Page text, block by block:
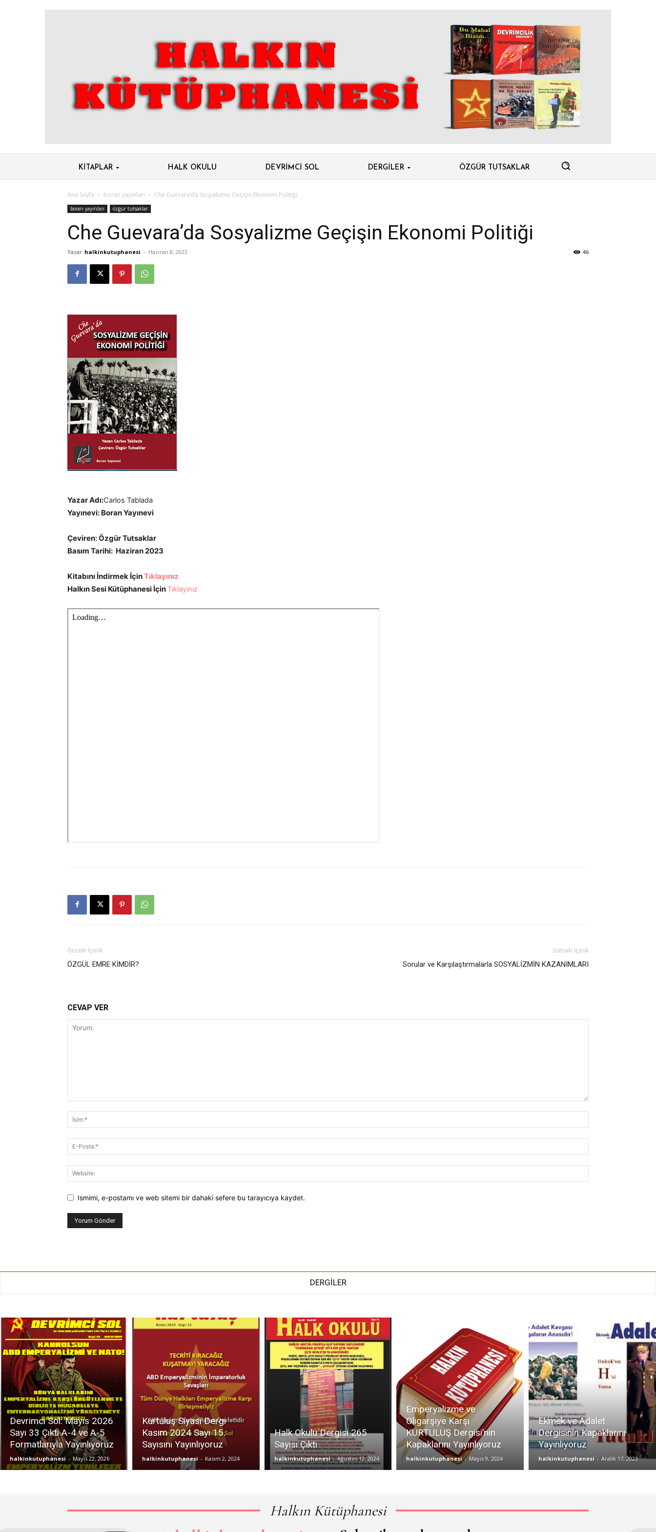
KITAPLAR HALK OKULU DEVRIMCI SOL DERGILER ÖZGÜR TUTSAKLAR
Ana Sayfa boran yayınları Che Guevara’da Sosyalizme Geçişin Ekonomi Politiği
boran yayınları özgür tutsaklar
Che Guevara’da Sosyalizme Geçişin Ekonomi Politiği
Yazar halkinkutuphanesi - Haziran 8, 2023 46
Yazar Adı:Carlos Tablada
Yayınevi: Boran Yayınevi
Çeviren: Özgür Tutsaklar
Basım Tarihi: Haziran 2023
Kitabını İndirmek İçinTıklayınız
Halkın Sesi Kütüphanesi İçinTıklayınız
Önceki İçerik
ÖZGÜL EMRE KİMDİR?
Sonraki İçerik
Sorular ve Karşılaştırmalarla SOSYALİZMİN KAZANIMLARI
CEVAP VER
Ismimi, e-postamı ve web sitemi bir dahaki sefere bu tarayıcıya kaydet.
DERGİLER
Devrimci Sol: Mayıs 2026
Sayı 33 Çıktı A-4 ve A-5
Formatlarıyla Yayınlıyoruz
halkinkutuphanesi - Mayıs 22, 2026
Kurtuluş Siyasi Dergi
Kasım 2024 Sayı 15.
Sayısını Yayınlıyoruz
halkinkutuphanesi - Kasım 2, 2024
Halk Okulu Dergisi 265
Sayısı Çıktı
halkinkutuphanesi - Ağustos 12, 2024
Emperyalizme ve
Oligarşiye Karşı
KURTULUŞ Dergisi’nin
Kapaklarını Yayınlıyoruz
halkinkutuphanesi - Mayıs 9, 2024
Ekmek ve Adalet
Dergisinin Kapaklarını
Yayınlıyoruz
halkinkutuphanesi - Aralık 17, 2023
Halkın Kütüphanesi